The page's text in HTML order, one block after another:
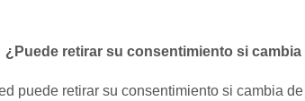
¿Puede retirar su consentimiento si
puede retirar su consentimiento si cambia